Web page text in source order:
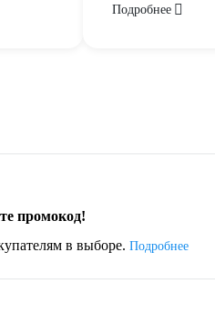
Подробнее
промокод!
в выборе. Подробнее